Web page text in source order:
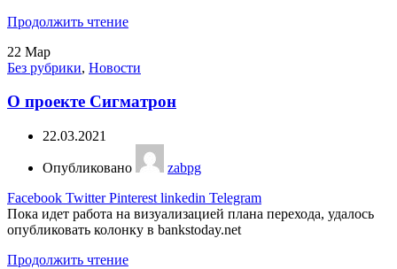
Продолжить чтение
22 Мар
Без рубрики, Новости
О проекте Сигматрон
22.03.2021
Опубликовано
zabpg
Facebook Twitter Pinterest linkedin Telegram
Пока идет работа на визуализацией плана перехода, удалось
опубликовать колонку в bankstoday.net
Продолжить чтение